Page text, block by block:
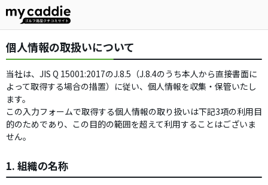
個人情報の取扱いについて
当社は、JIS Q 15001:2017のJ.8.5（J.8.4のうち本人から直接書面に
よって取得する場合の措置）に従い、個人情報を収集・保管いたし
ます。
この入力フォームで取得する個人情報の取り扱いは下記3項の利用目
的のためであり、この目的の範囲を超えて利用することはございま
せん。
1. 組織の名称